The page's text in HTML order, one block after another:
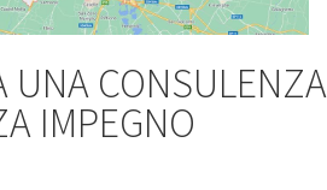
UNA CONSULENZA
IMPEGNO